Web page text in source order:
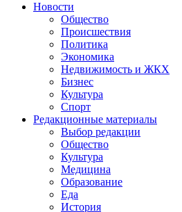
Новости
Общество
Происшествия
Политика
Экономика
Недвижимость и ЖКХ
Бизнес
Культура
Спорт
Редакционные материалы
Выбор редакции
Общество
Культура
Медицина
Образование
Еда
История